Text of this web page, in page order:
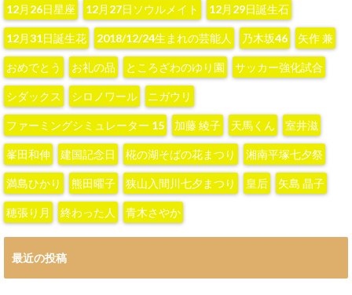
12月26日星座 12月27日ソウルメイト 12月29日誕生石
12月31日誕生花 2018/12/24生まれの芸能人 ‪乃木坂46‬ ‪矢作 兼‬
おめでとう お礼の品 ところざわのゆり園 サッカー強化試合
シダックス シロノワール ニガウリ
ファーミングシミュレーター 15 加藤 綾子‬ 天馬くん 室井滋
峯田和伸 建国記念日 椛の湖そばの花まつり 湘南平塚七夕祭
満島ひかり 熊田曜子 狭山入間川七夕まつり 皇后 矢島 晶子
穂張り月 終わった人 青木さやか
最近の投稿